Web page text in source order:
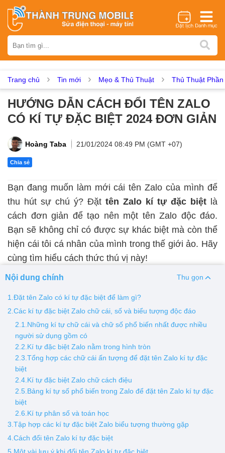
iPhone Samsung Oppo Xiaomi Realme Vivo
Asus Sony Vertu LG Tecno
Dịch vụ sửa chữa
Thay màn hình Thay pin
Thay loa Thay kính lưng Thay vỏ Thay chân sạc
Màn hình Xiaomi Màn hình Realme Màn hình Vivo
Màn hình Vsmart Màn hình Google Pixel
Thay pin
Pin iPhone Pin Samsumg Pin Oppo
Pin Realme
Thay vỏ
Vỏ iPhone Vỏ Samsung Vỏ Xiaomi Vỏ Oppo
Vỏ Huawei
Trang chủ Tin mới Mẹo & Thủ Thuật Thủ Thuật
HƯỚNG DẪN CÁCH ĐỔI TÊN ZALO
CÓ KÍ TỰ ĐẶC BIỆT 2024 ĐƠN GIẢN
Hoàng Taba 21/01/2024 08:49 PM (GMT +07)
Chia sẻ
Bạn đang muốn làm mới cái tên Zalo của mình để
thu hút sự chú ý? Đặt tên Zalo kí tự đặc biệt là
cách đơn giản để tạo nên một tên Zalo độc đáo.
Bạn sẽ không chỉ có được sự khác biệt mà còn thể
hiện cái tôi cá nhân của mình trong thế giới ảo. Hãy
cùng tìm hiểu cách thức thú vị này!
Nội dung chính Thu gọn
1.Đặt tên Zalo có kí tự đặc biệt để làm gì?
2.Các kí tự đặc biệt Zalo chữ cái, số và biểu tượng độc đáo
2.1.Những kí tự chữ cái và chữ số phổ biến nhất được nhiều
người sử dụng gồm có
2.2.Kí tự đặc biệt Zalo nằm trong hình tròn
2.3.Tổng hợp các chữ cái ấn tượng để đặt tên Zalo kí tự đặc
biệt
2.4.Kí tự đặc biệt Zalo chữ cách điệu
2.5.Bảng kí tự số phổ biến trong Zalo để đặt tên Zalo kí tự đặc
biệt
2.6.Kí tự phân số và toán học
3.Tập hợp các kí tự đặc biệt Zalo biểu tượng thường gặp
4.Cách đổi tên Zalo kí tự đặc biệt